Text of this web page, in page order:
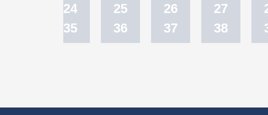
24
25 26 27
35
36 37 38